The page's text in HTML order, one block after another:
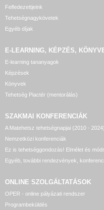
Felfedezettjeink
Tehetségnagykövetek
Egyéb díjak
E-LEARNING, KÉPZÉS,
E-learning tananyagok
Képzések
Könyvek
Tehetség Piactér (mentorálás)
SZAKMAI KONFERENCIÁK
A Matehetsz tehetségnapjai (2010 - 2024)
Nemzetközi konferenciák
Ez is tehetséggondozás! Elmélet és
Egyéb, további rendezvények,
ONLINE SZOLGÁLTATÁSOK
OPER - online pályázati rendszer
Programbeküldés